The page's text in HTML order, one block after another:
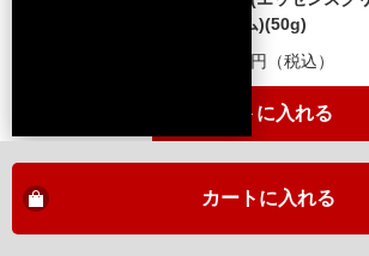
さらっとしているのに保湿力抜群!
ベタつかないクリーム
2024/02/18 投稿者：S おすすめレ
★★★★★
カートに入れる
ーム)(50g)
15,000円（税込）
カートに入れる